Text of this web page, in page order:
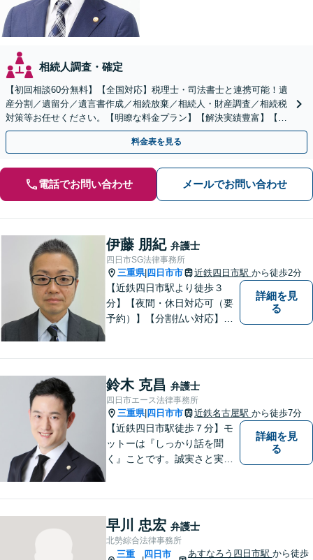
相続人調査・確定
【初回相談60分無料】【全国対応】税理士・司法書士と連携可能！遺
産分割／遺留分／遺言書作成／相続放棄／相続人・財産調査／相続税
対策等お任せください。【明瞭な料金プラン】【解決実績豊富】【電
話相談可】
料金表を見る
電話でお問い合わせ メールでお問い合わせ
伊藤 朋紀 弁護士
四日市SG法律事務所
三重県| 四日市市 近鉄四日市駅 から徒歩2分
【近鉄四日市駅より徒歩３
分】【夜間・休日対応可（要
予約）】【分割払い対応】
して、一緒に解決方法を考え
る手助けをさせていただけれ
ばと思いますので、お気軽に
ご相談ください。
詳細を見
る
鈴木 克昌 弁護士
四日市エース法律事務所
三重県| 四日市市 近鉄名古屋駅 から徒歩7分
【近鉄四日市駅徒歩７分】モ
ットーは『しっかり話を聞
く』ことです。誠実さと実直
（使用者側）／交通事故／相
続問題など、幅広く対応。お
気軽にご相談ください。
詳細を見
る
早川 忠宏 弁護士
北勢綜合法律事務所
三重
四日市
あすなろう四日市駅 から徒歩